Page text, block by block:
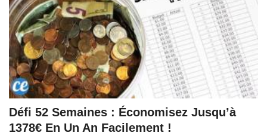
Défi 52 Semaines : Économisez Jusqu’à
1378€ En Un An Facilement !